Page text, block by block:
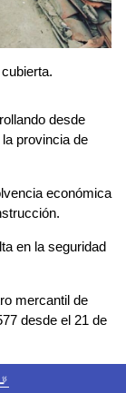
desde
provincia de
económica
en la seguridad
mercantil de
desde el 21 de